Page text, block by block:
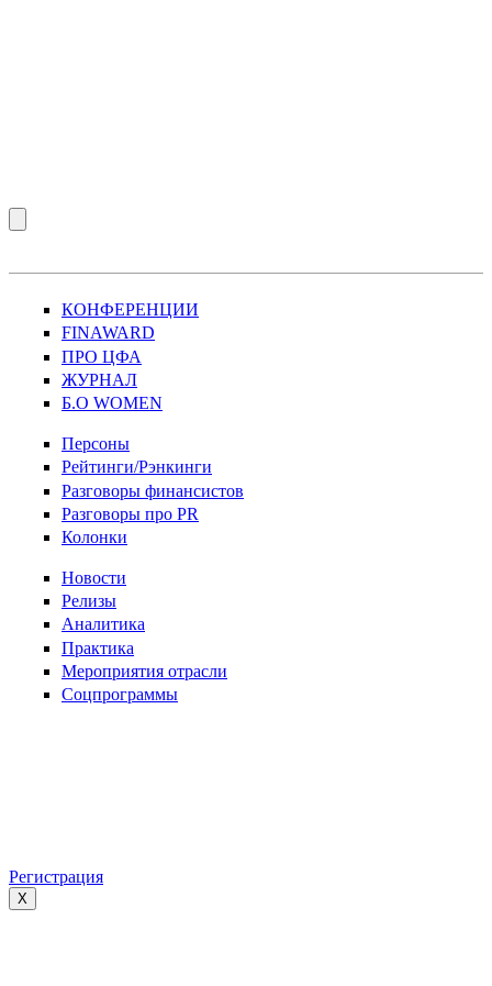
КОНФЕРЕНЦИИ
FINAWARD
ПРО ЦФА
ЖУРНАЛ
Б.О WOMEN
Персоны
Рейтинги/Рэнкинги
Разговоры финансистов
Разговоры про PR
Колонки
Новости
Релизы
Аналитика
Практика
Мероприятия отрасли
Соцпрограммы
Регистрация
X